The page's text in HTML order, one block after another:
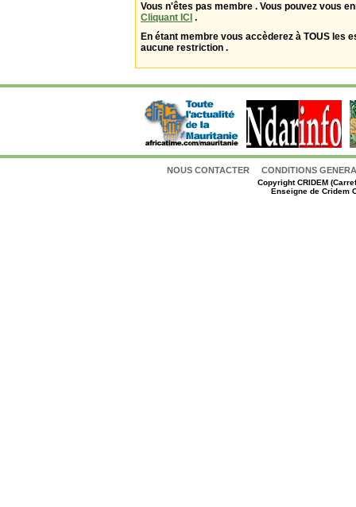
Vous n'êtes pas membre . Vous pouvez vous
Cliquant ICI .
En étant membre vous accèderez à TOUS les
aucune restriction .
NOUS CONTACTER CONDITIONS
CopyrightCRIDEM
Enseigne de Cridem